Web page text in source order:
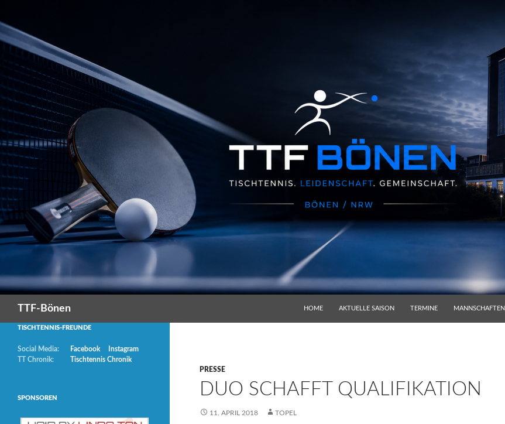
TTF-Bönen
HOME
AKTUELLE SAISON TERMINE MANNSCHAFTEN
PRESSE
DUO SCHAFFT QUALIFIKATION
11. APRIL 2018 TOPEL
TISCHTENNIS-FREUNDE
Social Media: Facebook
Instagram
TT Chronik:
Tischtennis Chronik
SPONSOREN